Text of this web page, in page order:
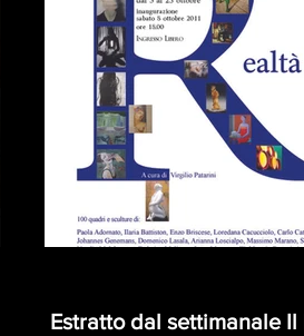
Estratto dal settimanale Il